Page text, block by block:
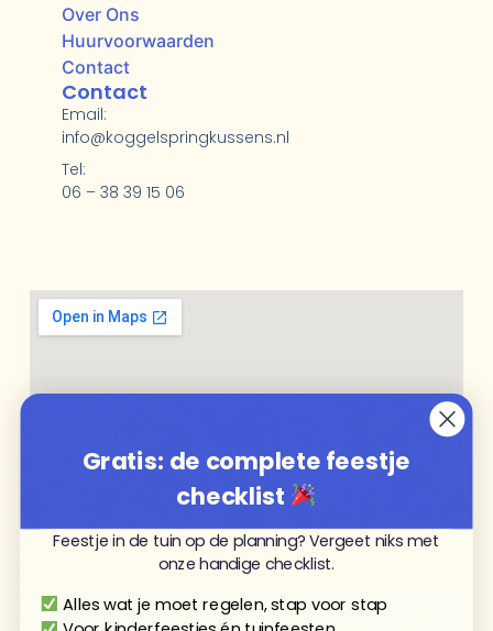
Over Ons
Huurvoorwaarden
Contact
Contact
Email:
info@koggelspringkussens.nl
Tel:
06 – 38 39 15 06
Gratis: de complete feestje
checklist
Feestje in de tuin op de planning? Vergeet niks met
onze handige checklist.
Alles wat je moet regelen, stap voor stap